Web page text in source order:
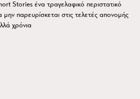
Stories ένα τραγελαφικό περιστατικό
παρευρίσκεται στις τελετές απονομής
χρόνια